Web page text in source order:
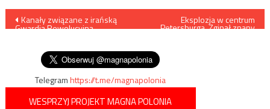
Nawigacja
wpisu
Kanały związane z irańską
Gwardią Rewolucyjną
Eksplozja w centrum
Petersburga. Zginął znany
Telegramhttps://t.me/magnapolonia
WESPRZYJ PROJEKT MAGNA POLONIA